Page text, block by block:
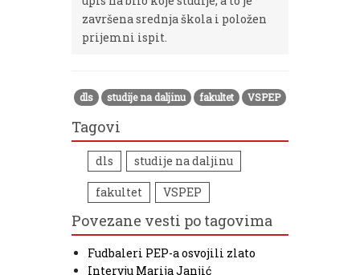
završena srednja škola i položen
prijemni ispit.
dls studije na daljinu fakultet VSPEP
Tagovi
dls studije na daljinu
fakultet VSPEP
Povezane vesti po tagovima
Fudbaleri PEP-a osvojili zlato
Intervju Marija Janjić